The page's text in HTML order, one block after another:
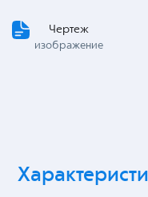
Чертеж
изображение